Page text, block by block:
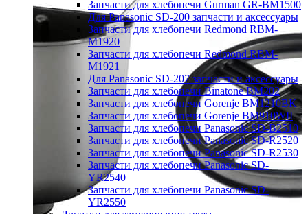
Запчасти для хлебопечи Gurman GR-BM1500
Для Panasonic SD-200 запчасти и аксессуары
Запчасти для хлебопечи Redmond RBM-
M1920
Запчасти для хлебопечи Redmond RBM-
M1921
Для Panasonic SD-207 запчасти и аксессуары
Запчасти для хлебопечи Binatone BM202
Запчасти для хлебопечи Gorenje BM1210BK
Запчасти для хлебопечи Gorenje BM910WII
Запчасти для хлебопечи Panasonic SD-B2510
Запчасти для хлебопечи Panasonic SD-R2520
Запчасти для хлебопечи Panasonic SD-R2530
Запчасти для хлебопечи Panasonic SD-
YR2540
Запчасти для хлебопечи Panasonic SD-
YR2550